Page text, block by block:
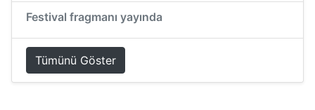
Festival fragmanı yayında
Tümünü Göster